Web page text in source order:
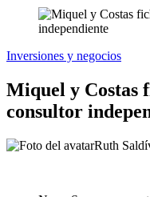
Inversiones y negocios
Miquel y Costas
consultor
Ruth